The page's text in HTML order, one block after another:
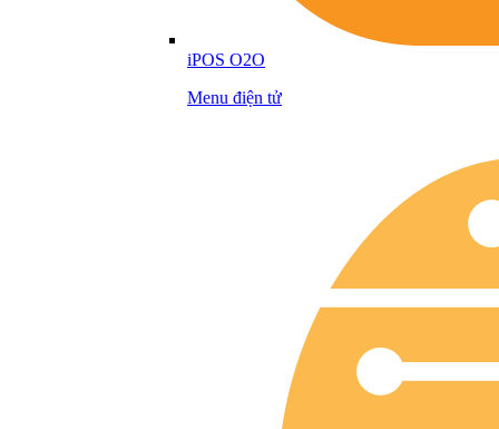
iPOS O2O
Menu điện tử